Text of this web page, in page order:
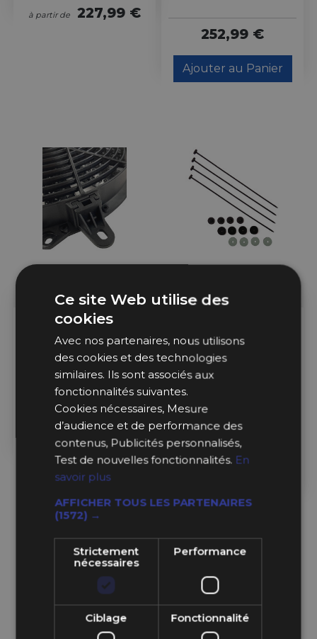
à partir de 227,99 €
252,99 €
Ajouter au Panier
Revotec
Pattes de Fixation
Electrique Comex
à partir de 1,99 €
Revotec
Kit de Montage Universel
8,99 €
Ce site Web utilise des
cookies
Avec nos partenaires, nous utilisons
des cookies et des technologies
similaires. Ils sont associés aux
fonctionnalités suivantes.
Cookies nécessaires, Mesure
d’audience et de performance des
contenus, Publicités personnalisés,
Test de nouvelles fonctionnalités. En
savoir plus
AFFICHER TOUS LES PARTENAIRES
(1572) →
Strictement
nécessaires
Performance
Ciblage Fonctionnalité